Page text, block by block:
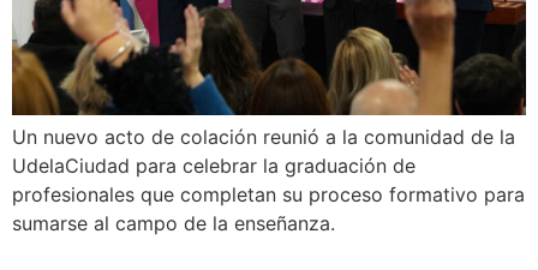
Un nuevo acto de colación reunió a la comunidad de la
UdelaCiudad para celebrar la graduación de
profesionales que completan su proceso formativo para
sumarse al campo de la enseñanza.